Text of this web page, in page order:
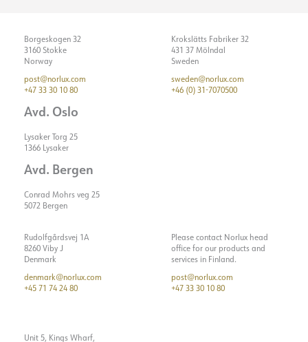
Borgeskogen 32
3160 Stokke
Norway
post@norlux.com
+47 33 30 10 80
Avd. Oslo
Lysaker Torg 25
1366 Lysaker
Avd. Bergen
Conrad Mohrs veg 25
5072 Bergen
Krokslätts Fabriker 32
431 37 Mölndal
Sweden
sweden@norlux.com
+46 (0) 31-7070500
Rudolfgårdsvej 1A
8260 Viby J
Denmark
denmark@norlux.com
+45 71 74 24 80
Please contact Norlux head
office for our products and
services in Finland.
post@norlux.com
+47 33 30 10 80
Unit 5, Kings Wharf,